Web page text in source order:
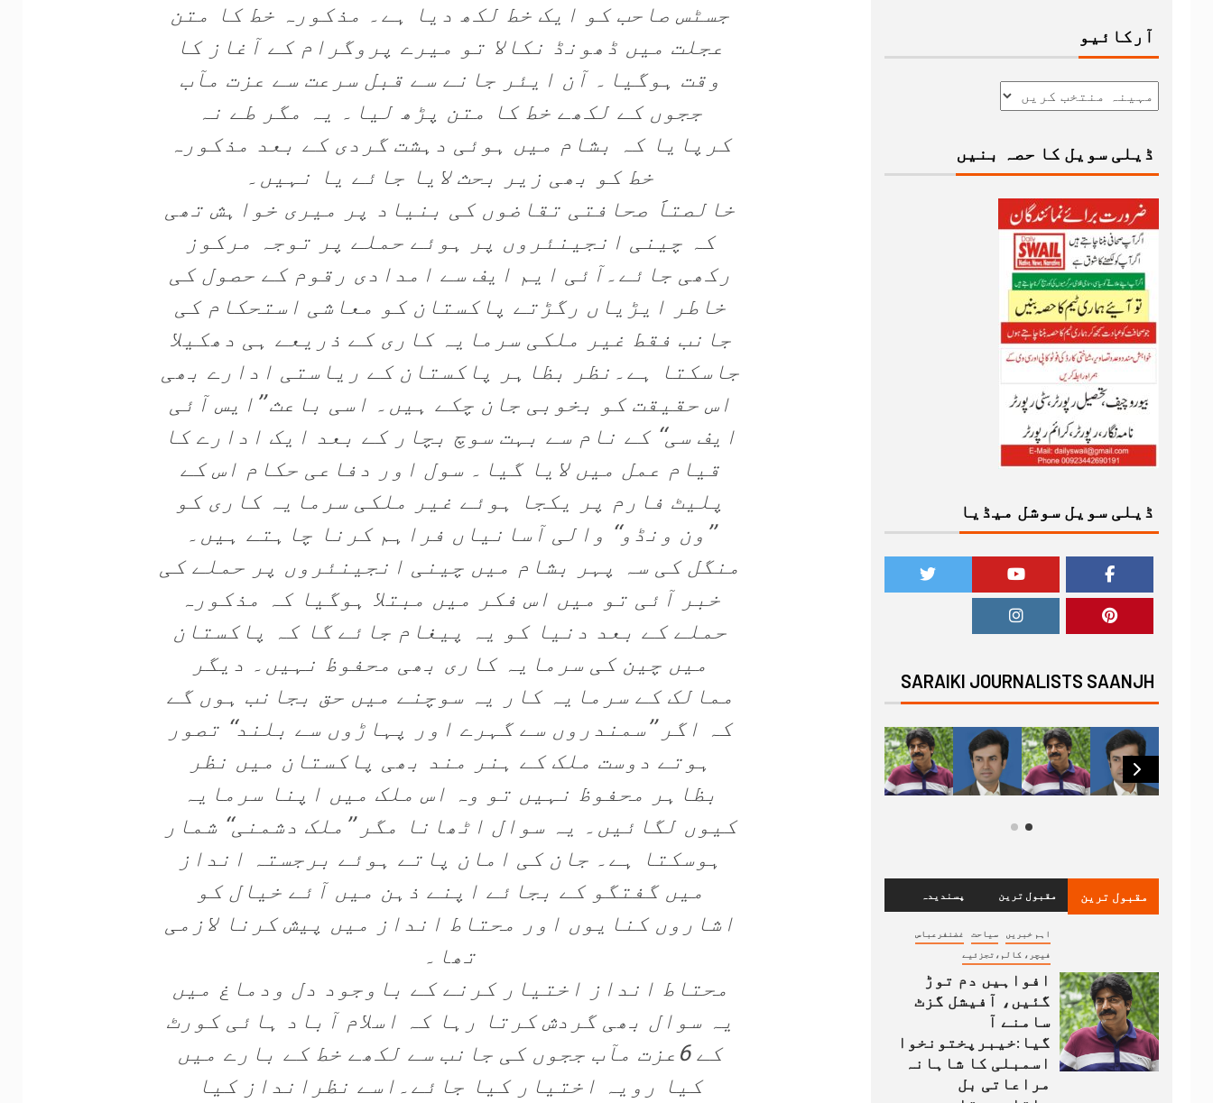
جسٹس صاحب کو ایک خط لکھ دیا ہے۔ مذکورہ خط کا متن
عجلت میں ڈھونڈ نکالا تو میرے پروگرام کے آغاز کا
وقت ہوگیا۔ آن ایئر جانے سے قبل سرعت سے عزت مآب
ججوں کے لکھے خط کا متن پڑھ لیا۔ یہ مگر طے نہ
کرپایا کہ بشام میں ہوئی دہشت گردی کے بعد مذکورہ
خط کو بھی زیر بحث لایا جائے یا نہیں۔
خالصتاََ صحافتی تقاضوں کی بنیاد پر میری خواہش تھی
کہ چینی انجینئروں پر ہوئے حملے پر توجہ مرکوز
رکھی جائے۔آئی ایم ایف سے امدادی رقوم کے حصول کی
خاطر ایڑیاں رگڑتے پاکستان کو معاشی استحکام کی
جانب فقط غیر ملکی سرمایہ کاری کے ذریعے ہی دھکیلا
جاسکتا ہے۔نظر بظاہر پاکستان کے ریاستی ادارے بھی
اس حقیقت کو بخوبی جان چکے ہیں۔ اسی باعث ’’ایس آئی
ایف سی‘‘ کے نام سے بہت سوچ بچار کے بعد ایک ادارے کا
قیام عمل میں لایا گیا۔ سول اور دفاعی حکام اس کے
پلیٹ فارم پر یکجا ہوئے غیر ملکی سرمایہ کاری کو
’’ون ونڈو‘‘ والی آسانیاں فراہم کرنا چاہتے ہیں۔
منگل کی سہ پہر بشام میں چینی انجینئروں پر حملے کی
خبر آئی تو میں اس فکر میں مبتلا ہوگیا کہ مذکورہ
حملے کے بعد دنیا کو یہ پیغام جائے گا کہ پاکستان
میں چین کی سرمایہ کاری بھی محفوظ نہیں۔ دیگر
ممالک کے سرمایہ کار یہ سوچنے میں حق بجانب ہوں گے
کہ اگر ’’سمندروں سے گہرے اور پہاڑوں سے بلند‘‘ تصور
ہوتے دوست ملک کے ہنر مند بھی پاکستان میں نظر
بظاہر محفوظ نہیں تو وہ اس ملک میں اپنا سرمایہ
کیوں لگائیں۔ یہ سوال اٹھانا مگر ’’ملک دشمنی‘‘ شمار
ہوسکتا ہے۔ جان کی امان پاتے ہوئے برجستہ انداز
میں گفتگو کے بجائے اپنے ذہن میں آئے خیال کو
اشاروں کنایوں اور محتاط انداز میں پیش کرنا لازمی
تھا۔
محتاط انداز اختیار کرنے کے باوجود دل ودماغ میں
یہ سوال بھی گردش کرتا رہا کہ اسلام آباد ہائی کورٹ
کے 6عزت مآب ججوں کی جانب سے لکھے خط کے بارے میں
کیا رویہ اختیار کیا جائے۔اسے نظرانداز کیا
آرکائیو
ڈیلی سویل کا حصہ بنیں
ڈیلی سویل سوشل میڈیا
SARAIKI JOURNALISTS SAANJH
مقبول ترین مقبول ترین پسندیدہ
اہم خبریں سیاحت غضنفرعباس
فیچر، کالم،تجزئیے
افواہیں دم توڑ
گئیں، آفیشل گزٹ
سامنے آ
گیا:خیبرپختونخوا
اسمبلی کا شاہانہ
مراعاتی بل